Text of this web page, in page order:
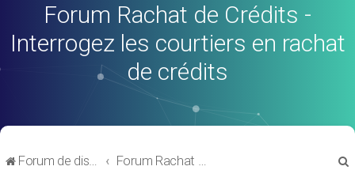
Forum Rachat de Crédits -
Interrogez les courtiers en rachat
de crédits
Forum de discussions sur le Regroupement de Crédits et le Rachat de Crédits Forum Rachat de Crédits